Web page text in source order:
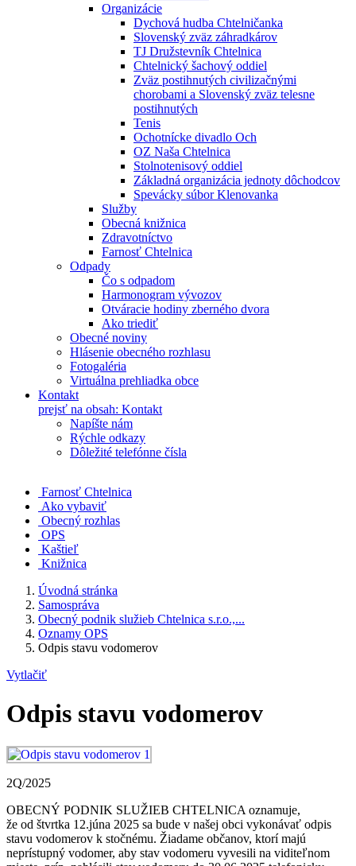
Organizácie
Dychová hudba Chtelničanka
Slovenský zväz záhradkárov
TJ Družstevník Chtelnica
Chtelnický šachový oddiel
Zväz postihnutých civilizačnými
chorobami a Slovenský zväz telesne
postihnutých
Tenis
Ochotnícke divadlo Och
OZ Naša Chtelnica
Stolnotenisový oddiel
Základná organizácia jednoty dôchodcov
Spevácky súbor Klenovanka
Služby
Obecná knižnica
Zdravotníctvo
Farnosť Chtelnica
Odpady
Čo s odpadom
Harmonogram vývozov
Otváracie hodiny zberného dvora
Ako triediť
Obecné noviny
Hlásenie obecného rozhlasu
Fotogaléria
Virtuálna prehliadka obce
Kontakt
prejsť na obsah: Kontakt
Napíšte nám
Rýchle odkazy
Dôležité telefónne čísla
Farnosť Chtelnica
Ako vybaviť
Obecný rozhlas
OPS
Kaštieľ
Knižnica
Úvodná stránka
Samospráva
Obecný podnik služieb Chtelnica s.r.o.,...
Oznamy OPS
Odpis stavu vodomerov
Vytlačiť
Odpis stavu vodomerov
2Q/2025
OBECNÝ PODNIK SLUŽIEB CHTELNICA oznamuje,
že od štvrtka 12.júna 2025 sa bude v našej obci vykonávať odpis
stavu vodomerov k stočnému. Žiadame občanov, ktorí majú
neprístupný vodomer, aby stav vodomeru vyvesili na viditeľnom